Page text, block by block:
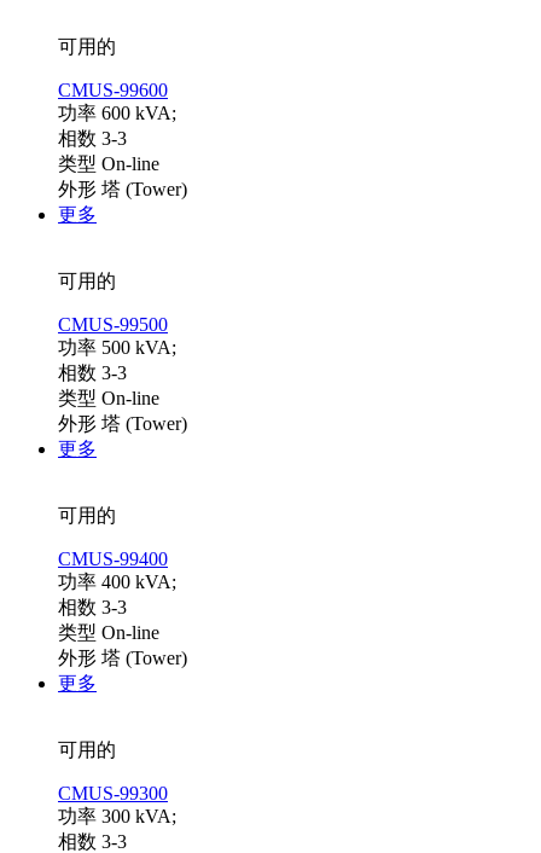
可用的
CMUS-99600
功率 600 kVA;
相数 3-3
类型 On-line
外形 塔 (Tower)
更多
可用的
CMUS-99500
功率 500 kVA;
相数 3-3
类型 On-line
外形 塔 (Tower)
更多
可用的
CMUS-99400
功率 400 kVA;
相数 3-3
类型 On-line
外形 塔 (Tower)
更多
可用的
CMUS-99300
功率 300 kVA;
相数 3-3